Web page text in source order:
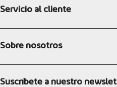
Servicio al cliente
Sobre nosotros
Suscríbete a nuestro